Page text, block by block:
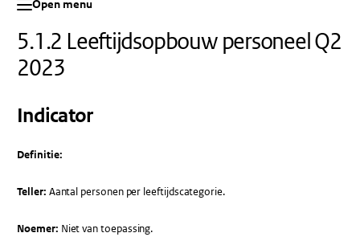
Open menu
5.1.2 Leeftijdsopbouw personeel Q2
2023
Indicator
Definitie:
Teller: Aantal personen per leeftijdscategorie.
Noemer: Niet van toepassing.